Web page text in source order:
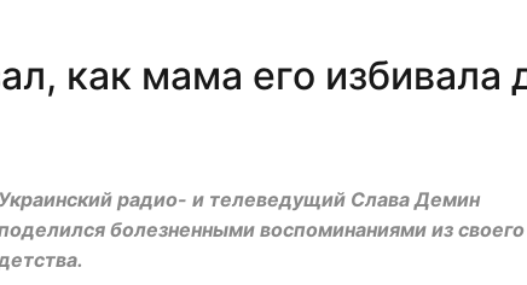
как мама его избивала
Украинский радио- и телеведущий Слава Демин
болезненными воспоминаниями из своего